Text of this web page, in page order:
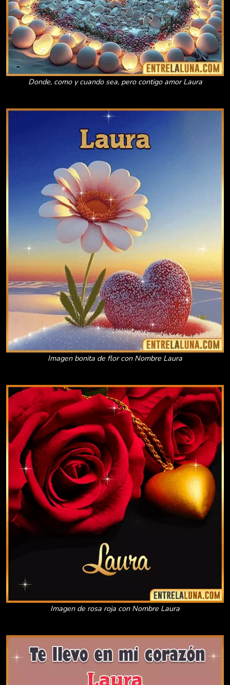
Donde, como y cuando sea, pero contigo amor Laura
Imagen bonita de flor con Nombre Laura
Imagen de rosa roja con Nombre Laura